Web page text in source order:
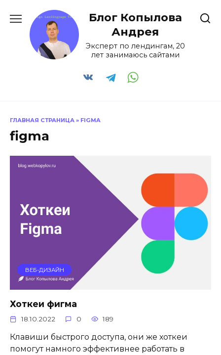
содержанию
Блог Копылова
Андрея
Эксперт по лендингам, 20
лет занимаюсь сайтами
ГЛАВНАЯ СТРАНИЦА » FIGMA
figma
ВЕБ-ДИЗАЙН
Хоткеи фигма
18.10.2022 0 189
Клавиши быстрого доступа, они же хоткеи
помогут намного эффективнее работать в